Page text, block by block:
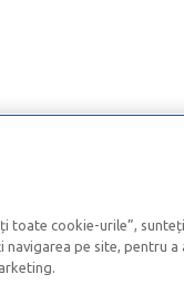
toate cookie-urile”,
navigarea pe site, pentru